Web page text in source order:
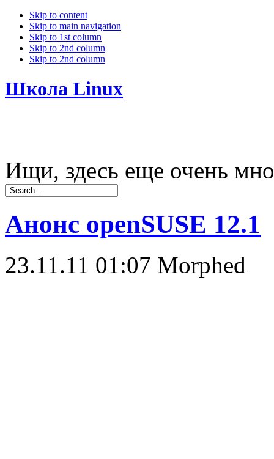
Skip to content
Skip to main navigation
Skip to 1st column
Skip to 2nd column
Skip to 2nd column
Школа Linux
Ищи, здесь еще очень
Анонс openSUSE 12.1
23.11.11 01:07 Morphed